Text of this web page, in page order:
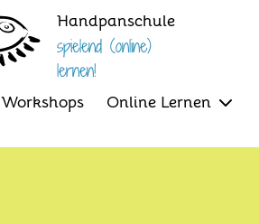
Handpanschule
spielend (online)
lernen!
Workshops Online Lernen